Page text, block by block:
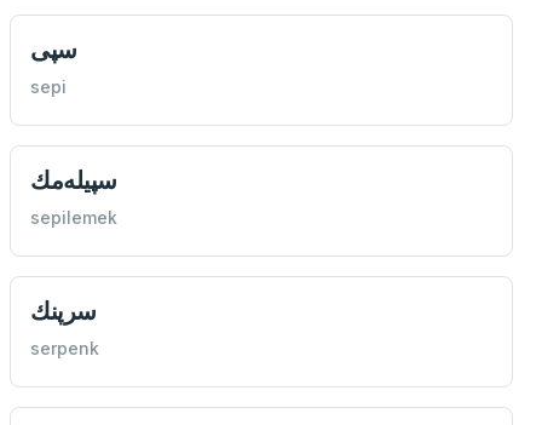
سپی
sepi
سپيله‌مك
sepilemek
سرپنك
serpenk